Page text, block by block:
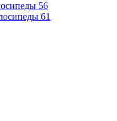
56
61